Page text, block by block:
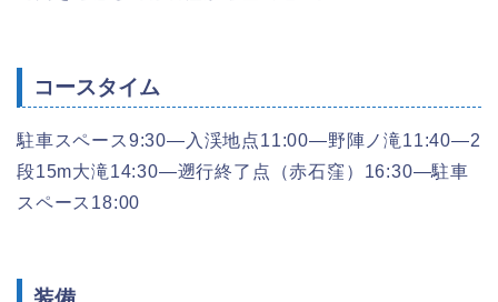
コースタイム
駐車スペース9:30―入渓地点11:00―野陣ノ滝11:40―2
段15m大滝14:30―遡行終了点（赤石窪）16:30―駐車
スペース18:00